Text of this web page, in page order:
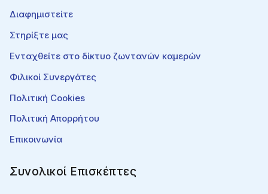
Διαφημιστείτε
Στηρίξτε μας
Ενταχθείτε στο δίκτυο ζωντανών καμερών
Φιλικοί Συνεργάτες
Πολιτική Cookies
Πολιτική Απορρήτου
Επικοινωνία
Συνολικοί Επισκέπτες